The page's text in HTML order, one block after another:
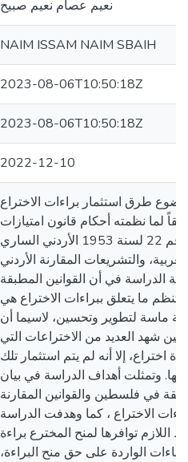
نعيم عصام نعيم صبيح
NAIM ISSAM NAIM SBAIH
2023-08-06T10:50:18Z
2023-08-06T10:50:18Z
2022-12-10
طرق استثمار براءات الاختراع
لما نظمته أحكام قانون امتيازات
الاختراعات والرسوم رقم 22 لسنة 1953 الأردني الساري
والتشريعات المقارنة الأردني
الدراسة في أن القوانين المطبقة
ما يتعلق ببراءات الاختراع هي
ماسة لتطوير وتحسين، لاسيما أن
شهد العديد من الاختراعات التي
اختراع، إلا أنه لم يتم استثمار تلك
منها. وتمثلت أهداف الدراسة في بيان
في فلسطين والقوانين المقارنة
الاختراع ، كما وهدفت الدراسة
توافرها لمنح المخترع براءة
الواردة على حق منح البراءة،